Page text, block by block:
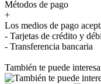
Métodos de pago
+
Los medios de pago
- Tarjetas de crédito y
- Transferencia bancaria
También te puede